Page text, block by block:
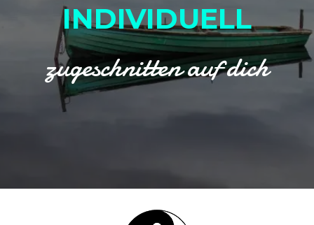
INDIVIDUELL
zugeschnitten auf dich